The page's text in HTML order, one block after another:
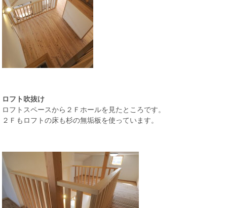
ロフト吹抜け
ロフトスペースから２Ｆホールを見たところです。
２Ｆもロフトの床も杉の無垢板を使っています。